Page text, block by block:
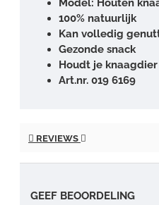
Model: Houten
100% natuurlijk
Kan volledig
Gezonde snack
Houdt je
Art.nr. 019 6169
REVIEWS
GEEF BEOORDELING